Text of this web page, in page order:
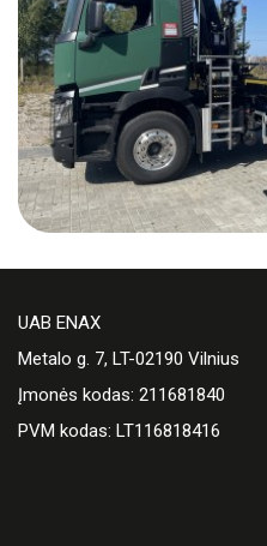
UAB ENAX
Metalo g. 7, LT-02190 Vilnius
Įmonės kodas: 211681840
PVM kodas: LT116818416